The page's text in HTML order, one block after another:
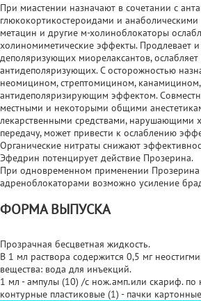
При миастении назначают в сочетании с
глюкокортикостероидами и
метацин и другие м-холиноблокаторы
холиномиметические эффекты. Продлевает
деполяризующих миорелаксантов,
антидеполяризующих. С осторожностью
неомицином, стрептомицином,
антидеполяризирующим эффектом.
местными и некоторыми общими
лекарственными средствами, нарушающими
передачу, может привести к ослаблению
Органические нитраты снижают
Эфедрин потенцирует действие Прозерина.
При одновременном применении Прозерина
адреноблокаторами возможно усиление
ФОРМА ВЫПУСКА
Прозрачная бесцветная жидкость.
В 1 мл раствора содержится 0,5 мг
вещества: вода для инъекций.
1 мл - ампулы (10) /с нож.амп.или скариф. по
контурные пластиковые (1) - пачки